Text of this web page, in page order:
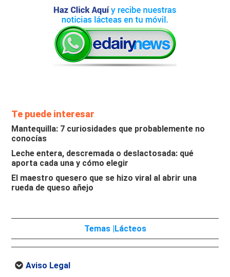
Te puede interesar
Mantequilla: 7 curiosidades que probablemente no
conocías
Leche entera, descremada o deslactosada: qué
aporta cada una y cómo elegir
El maestro quesero que se hizo viral al abrir una
rueda de queso añejo
Temas | Lácteos
Aviso Legal